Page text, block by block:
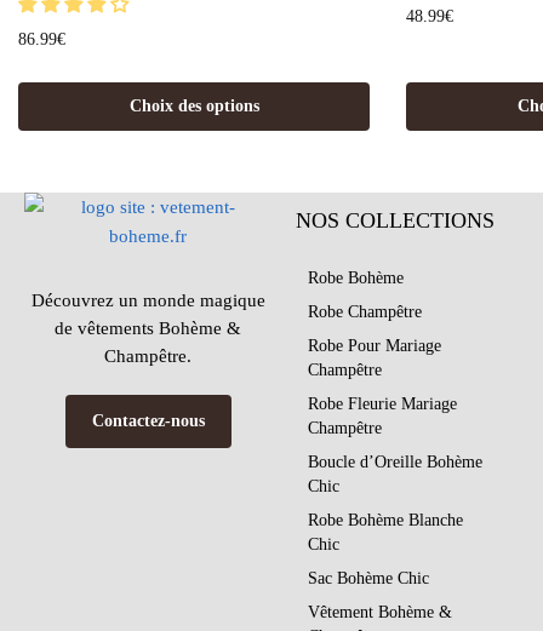
86.99€
Choix des options
48.99€
Découvrez un monde magique
de vêtements Bohème &
Champêtre.
Contactez-nous
NOS COLLECTIONS
Robe Bohème
Robe Champêtre
Robe Pour Mariage
Champêtre
Robe Fleurie Mariage
Champêtre
Boucle d’Oreille Bohème
Chic
Robe Bohème Blanche
Chic
Sac Bohème Chic
Vêtement Bohème &